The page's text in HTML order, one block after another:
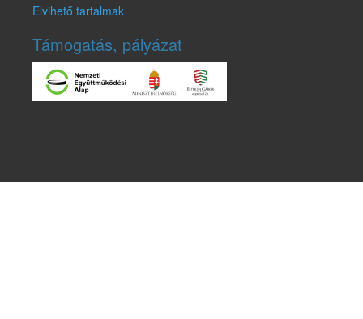
Elvihető tartalmak
Támogatás, pályázat